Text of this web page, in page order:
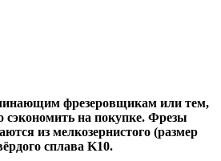
фрезеровщикам или тем,
сэкономить на покупке. Фрезы
из мелкозернистого (размер
сплава K10.